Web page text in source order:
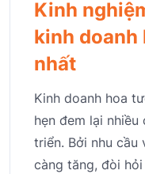
Kinh
kinh doanh
nhất
Kinh doanh hoa
hẹn đem lại
triển. Bởi nhu
càng tăng, đòi